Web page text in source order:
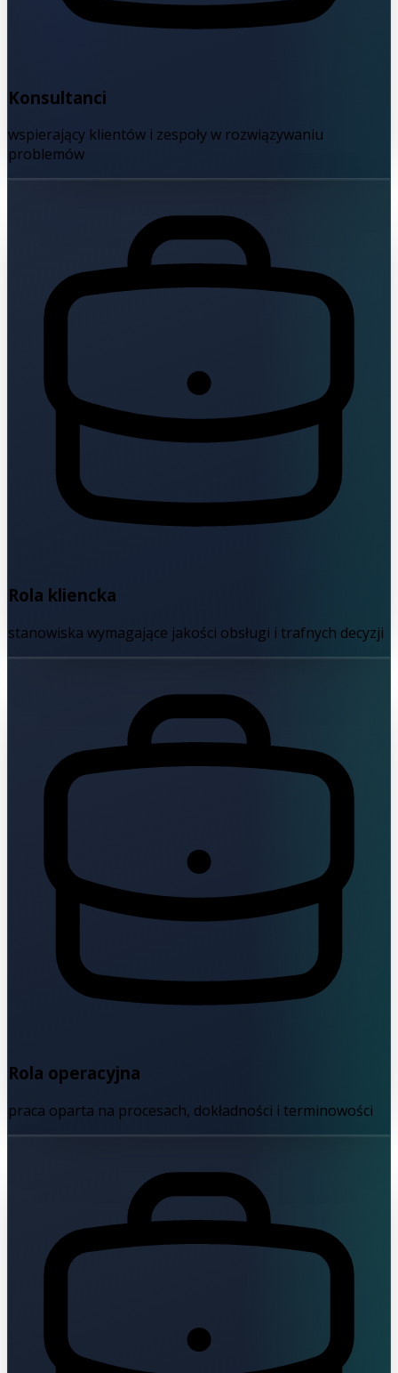
Konsultanci
wspierający klientów i zespoły w rozwiązywaniu
problemów
Rola kliencka
stanowiska wymagające jakości obsługi i trafnych decyzji
Rola operacyjna
praca oparta na procesach, dokładności i terminowości